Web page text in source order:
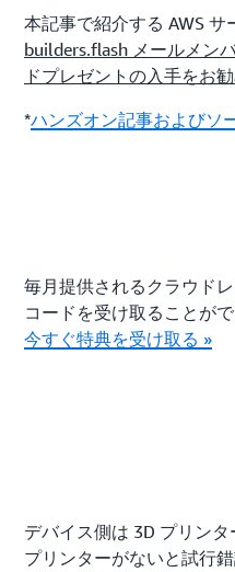
本記事で紹介する AWS サ
builders.flash メールメン
ドプレゼントの入手をお勧
*ハンズオン記事およびソ
毎月提供されるクラウド
コードを受け取ることがで
今すぐ特典を受け取る »
デバイス側は 3D プリン
プリンターがないと試行